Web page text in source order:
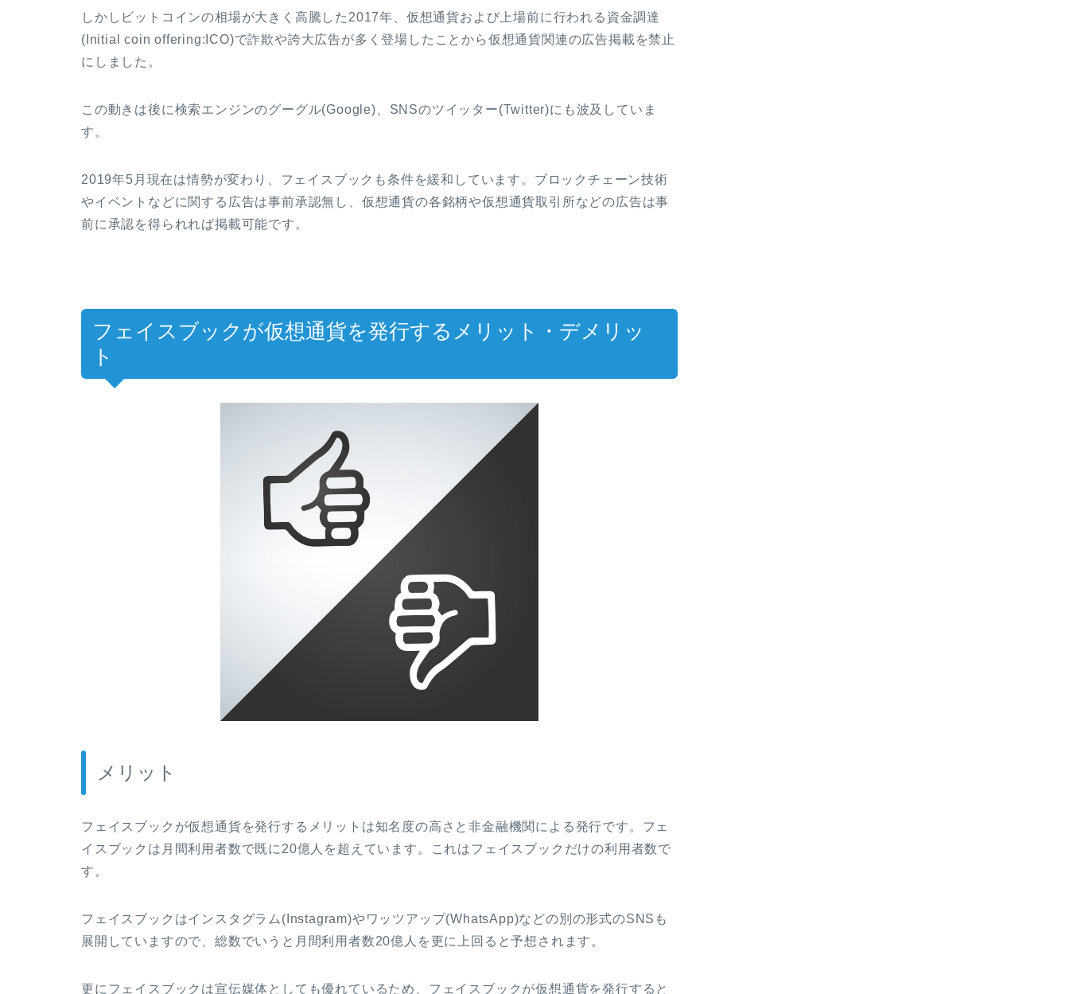
しかしビットコインの相場が大きく高騰した 2017年、仮想通貨および上場前に行われる資金調達
(Initial coin offering:ICO)で詐欺や誇大広告が多く登場したことから仮想通貨関連の広告掲載を禁止
にしました。
この動きは後に検索エンジンのグーグル(Google) SNSのツイッター(Twitter)にも波及していま
す。
2019年5 月現在は情勢が変わり、フェイスブックも条件を緩和しています。ブロックチェーン技術
やイベントなどに関する広告は事前承認無し、仮想通貨の各銘柄や仮想通貨取引所などの広告は事
前に承認を得られれば掲載可能です。
フェイスブックが仮想通貨を発行するメリット・デメリッ
ト
メリット
フェイスブックが仮想通貨を発行するメリットは知名度の高さと非金融機関による発行です。フェ
イスブックは月間利用者数で既に 20億人を超えています。これはフェイスブックだけの利用者数で
す。
フェイスブックはインスタグラム (Instagram)やワッツアップ(WhatsApp)などの別の形式のSNS も
展開していますので、総数でいうと月間利用者数20億人を更に上回ると予想されます。
更にフェイスブックは宣伝媒体としても優れているため、フェイスブックが仮想通貨を発行すると